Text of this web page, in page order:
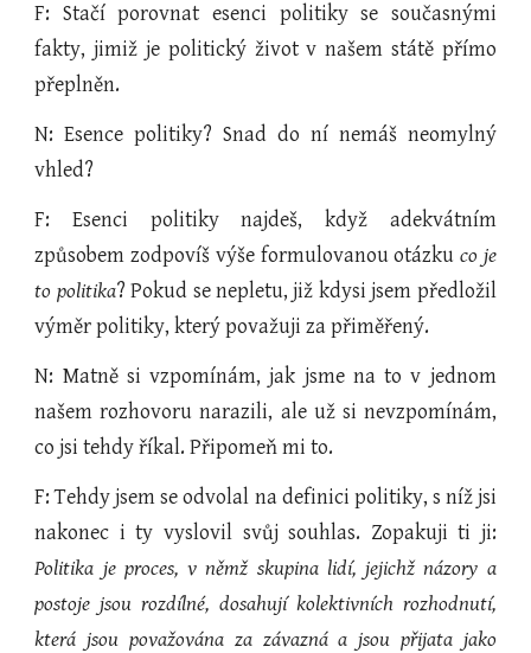
F: Stačí porovnat esenci politiky se současnými
fakty, jimiž je politický život v našem státě přímo
přeplněn.
N: Esence politiky? Snad do ní nemáš neomylný
vhled?
F: Esenci politiky najdeš, když adekvátním
způsobem zodpovíš výše formulovanou otázku co je
to politika? Pokud se nepletu, již kdysi jsem předložil
výměr politiky, který považuji za přiměřený.
N: Matně si vzpomínám, jak jsme na to v jednom
našem rozhovoru narazili, ale už si nevzpomínám,
co jsi tehdy říkal. Připomeň mi to.
F: Tehdy jsem se odvolal na definici politiky, s níž jsi
nakonec i ty vyslovil svůj souhlas. Zopakuji ti ji:
Politika je proces, v němž skupina lidí, jejichž názory a
postoje jsou rozdílné, dosahují kolektivních rozhodnutí,
která jsou považována za závazná a jsou přijata jako